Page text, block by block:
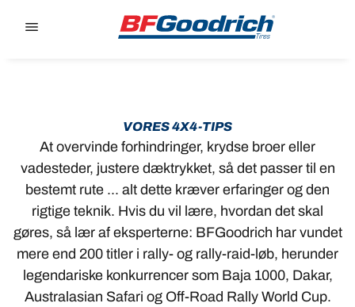
VORES 4X4-TIPS
At overvinde forhindringer, krydse broer eller
vadesteder, justere dæktrykket, så det passer til en
bestemt rute ... alt dette kræver erfaringer og den
rigtige teknik. Hvis du vil lære, hvordan det skal
gøres, så lær af eksperterne: BFGoodrich har vundet
mere end 200 titler i rally- og rally-raid-løb, herunder
legendariske konkurrencer som Baja 1000, Dakar,
Australasian Safari og Off-Road Rally World Cup.